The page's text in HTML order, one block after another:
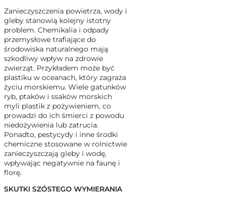
Zanieczyszczenia powietrza, wody i
gleby stanowią kolejny istotny
problem. Chemikalia i odpady
przemysłowe trafiające do
środowiska naturalnego mają
szkodliwy wpływ na zdrowie
zwierząt. Przykładem może być
plastiku w oceanach, który zagraża
życiu morskiemu. Wiele gatunków
ryb, ptaków i ssaków morskich
myli plastik z pożywieniem, co
prowadzi do ich śmierci z powodu
niedożywienia lub zatrucia.
Ponadto, pestycydy i inne środki
chemiczne stosowane w rolnictwie
zanieczyszczają gleby i wodę,
wpływając negatywnie na faunę i
florę.
SKUTKI SZÓSTEGO WYMIERANIA